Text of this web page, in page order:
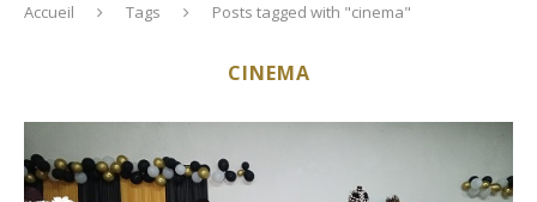
Accueil Tags Posts tagged with "cinema"
CINEMA